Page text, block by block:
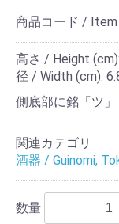
商品コード / Item
高さ / Height
径 / Width (cm):
側底部に銘「ツ」
関連カテゴリ
酒器 / Guinomi,
数量